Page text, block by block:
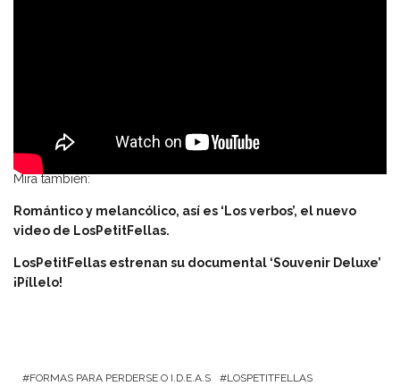
Mira también:
Romántico y melancólico, así es ‘Los verbos’, el nuevo
video de LosPetitFellas.
LosPetitFellas estrenan su documental ‘Souvenir Deluxe’
¡Píllelo!
FORMAS PARA PERDERSE O I.D.E.A.S
LOSPETITFELLAS